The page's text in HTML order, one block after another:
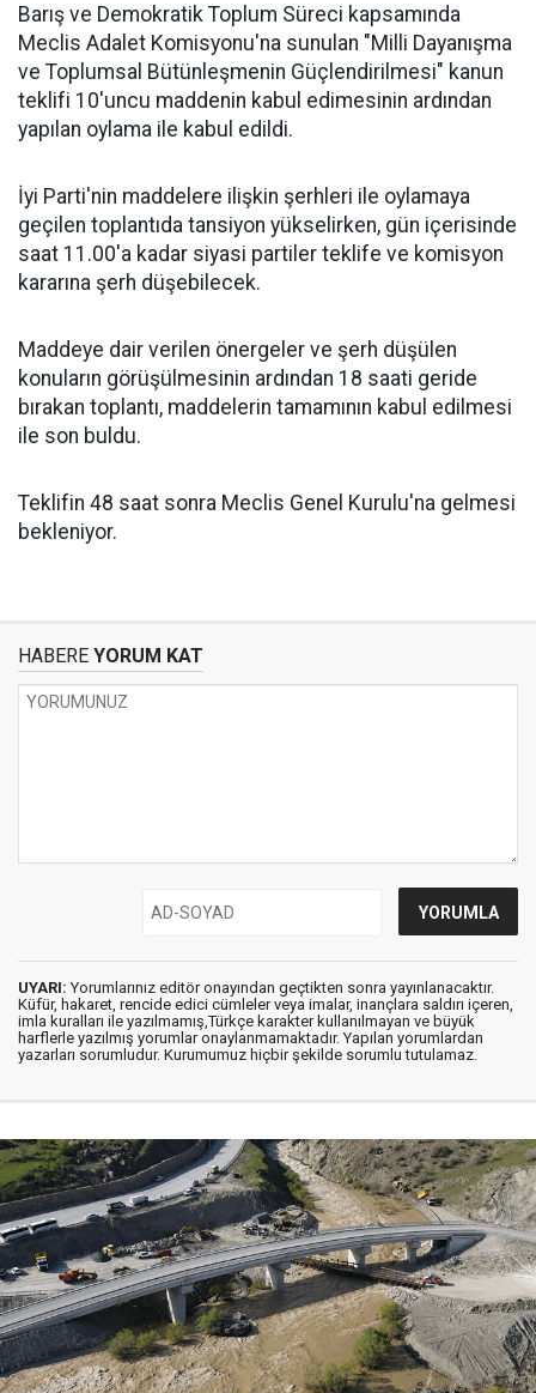
Barış ve Demokratik Toplum Süreci kapsamında
Meclis Adalet Komisyonu'na sunulan "Milli Dayanışma
ve Toplumsal Bütünleşmenin Güçlendirilmesi" kanun
teklifi 10'uncu maddenin kabul edimesinin ardından
yapılan oylama ile kabul edildi.
İyi Parti'nin maddelere ilişkin şerhleri ile oylamaya
geçilen toplantıda tansiyon yükselirken, gün içerisinde
saat 11.00'a kadar siyasi partiler teklife ve komisyon
kararına şerh düşebilecek.
Maddeye dair verilen önergeler ve şerh düşülen
konuların görüşülmesinin ardından 18 saati geride
bırakan toplantı, maddelerin tamamının kabul edilmesi
ile son buldu.
Teklifin 48 saat sonra Meclis Genel Kurulu'na gelmesi
bekleniyor.
HABERE YORUM KAT
UYARI: Yorumlarınız editör onayından geçtikten sonra yayınlanacaktır.
Küfür, hakaret, rencide edici cümleler veya imalar, inançlara saldırı içeren,
imla kuralları ile yazılmamış,Türkçe karakter kullanılmayan ve büyük
harflerle yazılmış yorumlar onaylanmamaktadır. Yapılan yorumlardan
yazarları sorumludur. Kurumumuz hiçbir şekilde sorumlu tutulamaz.